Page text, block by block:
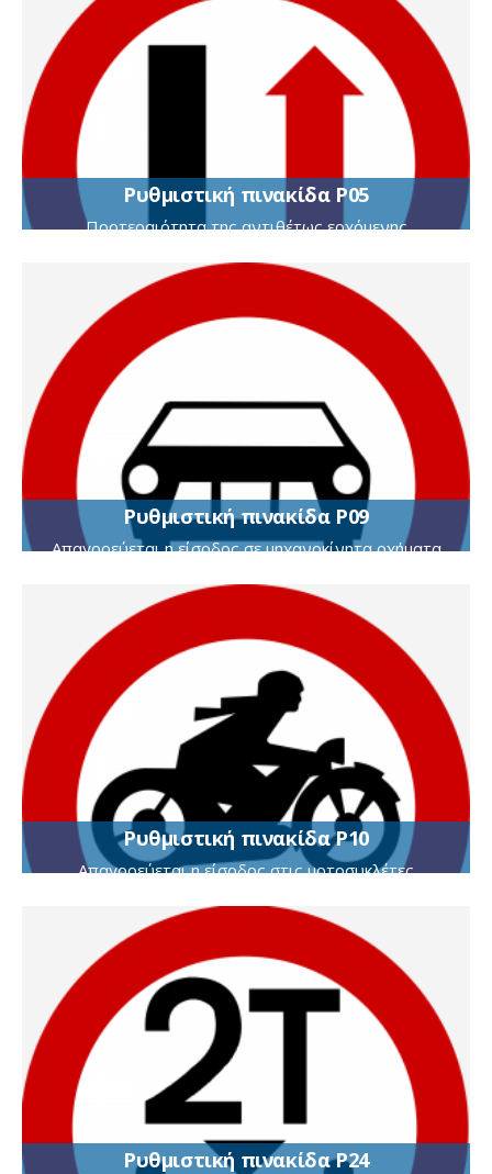
Ρυθμιστική πινακίδα Ρ05
Προτεραιότητα της αντιθέτως ερχόμενης
Ρυθμιστική πινακίδα Ρ09
Απαγορεύεται η είσοδος σε μηχανοκίνητα οχήματα
Ρυθμιστική πινακίδα Ρ10
Απαγορεύεται η είσοδος στις μοτοσυκλέτες
Ρυθμιστική πινακίδα Ρ24